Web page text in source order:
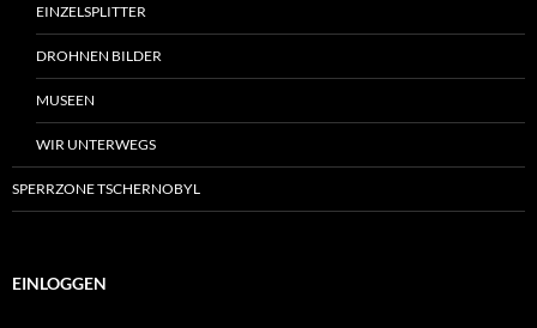
EINZELSPLITTER
DROHNEN BILDER
MUSEEN
WIR UNTERWEGS
SPERRZONE TSCHERNOBYL
EINLOGGEN